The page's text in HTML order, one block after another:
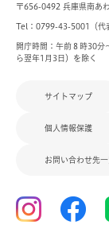
〒656-0492 兵庫県南あ
Tel：0799-43-5001（代
開庁時間：午前８時30分
ら翌年1月3日）を除く
サイトマップ
個人情報保護
お問い合わせ先